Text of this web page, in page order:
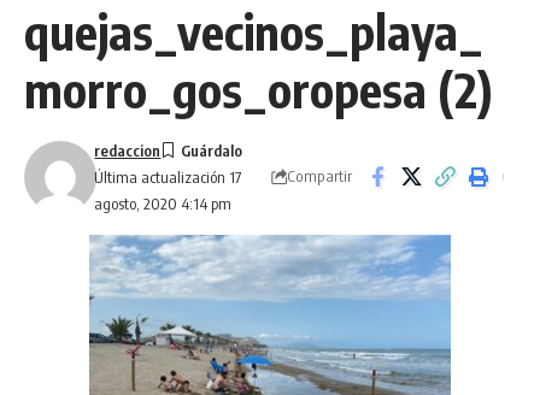
quejas_vecinos_playa_
morro_gos_oropesa (2)
Última actualización 17
agosto, 2020 4:14 pm
redaccion
Compartir